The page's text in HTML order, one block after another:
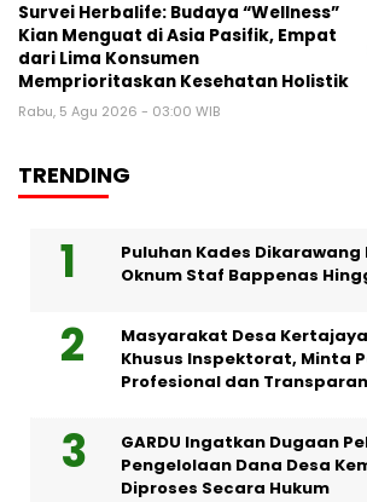
Survei Herbalife: Budaya “Wellness”
Kian Menguat di Asia Pasifik, Empat
dari Lima Konsumen
Memprioritaskan Kesehatan Holistik
Rabu, 5 Agu 2026 - 03:00 WIB
TRENDING
Puluhan Kades
Oknum Staf Bappenas
Masyarakat Desa
Khusus Inspektorat, Minta
Profesional dan Transparan
GARDU Ingatkan Dugaan
Pengelolaan Dana Desa
Diproses Secara Hukum